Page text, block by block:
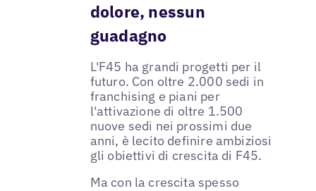
dolore, nessun
guadagno
L'F45 ha grandi progetti per il
futuro. Con oltre 2.000 sedi in
franchising e piani per
l'attivazione di oltre 1.500
nuove sedi nei prossimi due
anni, è lecito definire ambiziosi
gli obiettivi di crescita di F45.
Ma con la crescita spesso